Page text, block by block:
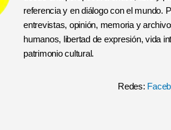
referencia y en diálogo con el mundo.
entrevistas, opinión, memoria y
humanos, libertad de expresión, vida
patrimonio cultural.
Redes: